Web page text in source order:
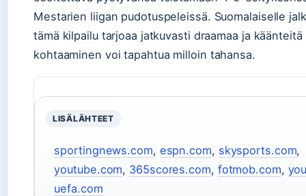
Mestarien liigan pudotuspeleissä. Suomalaiselle
tämä kilpailu tarjoaa jatkuvasti draamaa ja käänteitä
kohtaaminen voi tapahtua milloin tahansa.
LISÄLÄHTEET
sportingnews.com, espn.com, skysports.com,
youtube.com, 365scores.com, fotmob.com,
uefa.com